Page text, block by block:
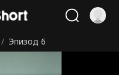
/ Эпизод 6